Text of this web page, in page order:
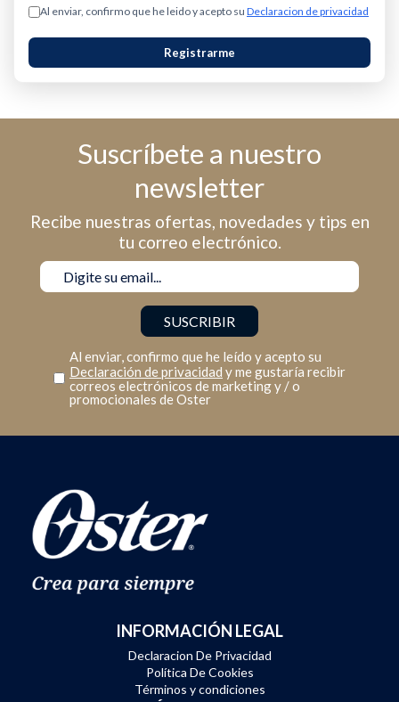
Al enviar, confirmo que he leido y acepto su Declaracion de privacidad
Registrarme
Suscríbete a nuestro
newsletter
Recibe nuestras ofertas, novedades y tips en
tu correo electrónico.
Al enviar, confirmo que he leído y acepto su
Declaración de privacidad y me gustaría recibir
correos electrónicos de marketing y / o
promocionales de Oster
INFORMACIÓN LEGAL
Declaracion De Privacidad
Política De Cookies
Términos y condiciones